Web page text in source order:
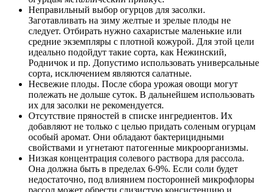
Неправильный выбор огурцов для засолки.
Заготавливать на зиму желтые и зрелые плоды не
следует. Отбирать нужно сахаристые маленькие или
средние экземпляры с плотной кожурой. Для этой цели
идеально подойдут такие сорта, как Нежинский,
Родничок и пр. Допустимо использовать универсальные
сорта, исключением являются салатные.
Несвежие плоды. После сбора урожая овощи могут
полежать не дольше суток. В дальнейшем использовать
их для засолки не рекомендуется.
Отсутствие пряностей в списке ингредиентов. Их
добавляют не только с целью придать соленым огурцам
особый аромат. Они обладают бактерицидными
свойствами и угнетают патогенные микроорганизмы.
Низкая концентрация солевого раствора для рассола.
Она должна быть в пределах 6-9%. Если соли будет
недостаточно, под влиянием посторонней микрофлоры
рассол может обрести слизистую консистенцию и